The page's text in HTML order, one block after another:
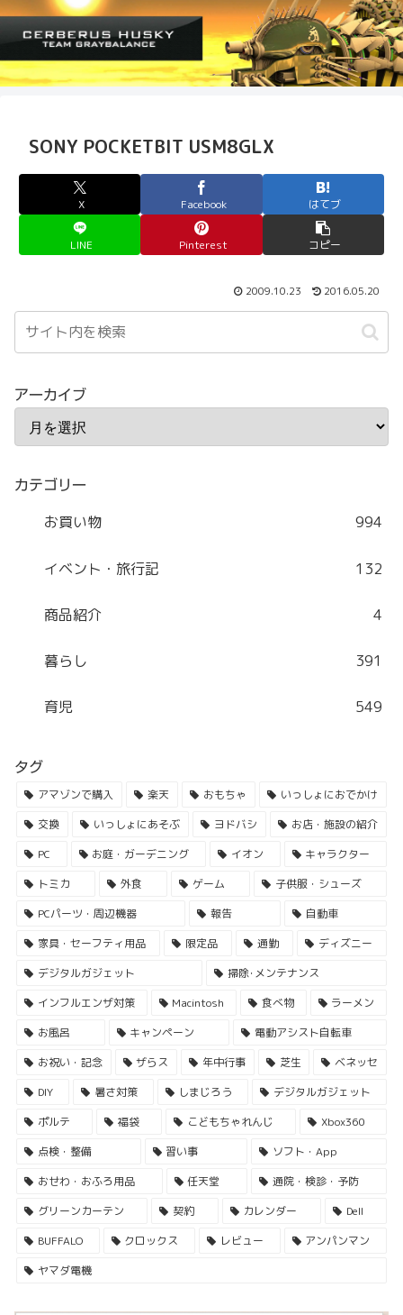
SONY POCKETBIT USM8GLX
X Facebook はてブ
LINE Pinterest コピー
2009.10.23 2016.05.20
アーカイブ
カテゴリー
お買い物 994
イベント・旅行記 132
商品紹介 4
暮らし 391
育児 549
タグ
アマゾンで購入 楽天 おもちゃ
いっしょにおでかけ
交換
いっしょにあそぶ ヨドバシ
お店・施設の紹介
PC
お庭・ガーデニング イオン
キャラクター
トミカ
外食 ゲーム
子供服・シューズ
PCパーツ・周辺機器
報告
自動車
家具・セーフティ用品
限定品 通勤
ディズニー
デジタルガジェット
掃除･メンテナンス
インフルエンザ対策
Macintosh 食べ物
ラーメン
お風呂
キャンペーン
電動アシスト自転車
お祝い・記念
ザらス 年中行事 芝生
ベネッセ
DIY
暑さ対策 しまじろう
デジタルガジェット
ポルテ
福袋 こどもちゃれんじ
Xbox360
点検・整備
習い事
ソフト・App
おせわ・おふろ用品
任天堂
通院・検診・予防
グリーンカーテン
契約 カレンダー
Dell
BUFFALO
クロックス レビュー
アンパンマン
ヤマダ電機